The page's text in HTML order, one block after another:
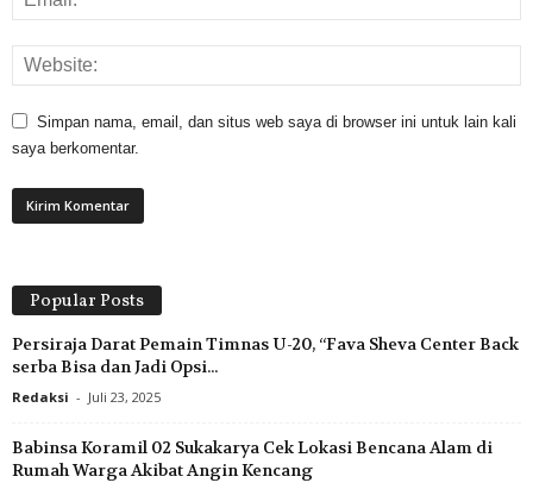
Simpan nama, email, dan situs web saya di browser ini untuk lain kali
saya berkomentar.
Popular Posts
Persiraja Darat Pemain Timnas U-20, “Fava Sheva Center Back
serba Bisa dan Jadi Opsi...
Redaksi - Juli 23, 2025
Babinsa Koramil 02 Sukakarya Cek Lokasi Bencana Alam di
Rumah Warga Akibat Angin Kencang